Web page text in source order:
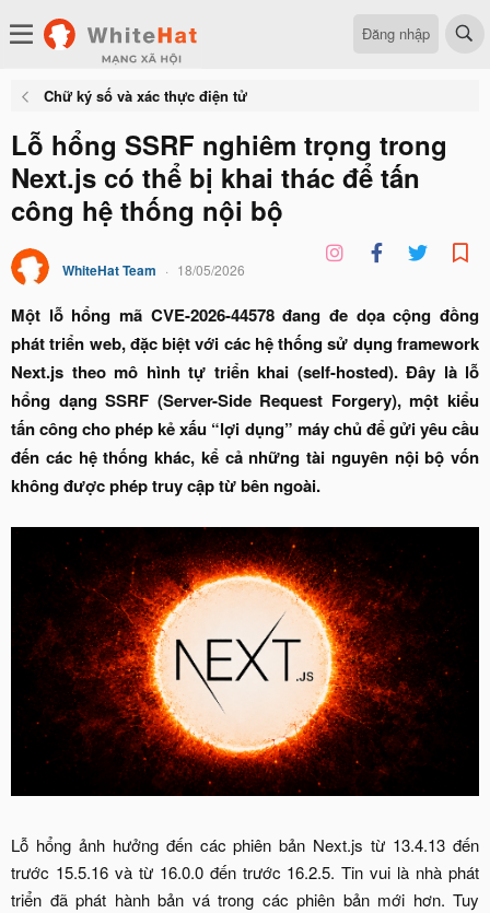
Đăng nhập
Chữ ký số và xác thực điện tử
Lỗ hổng SSRF nghiêm trọng trong
Next.js có thể bị khai thác để tấn
công hệ thống nội bộ
WhiteHat Team 18/05/2026
Một lỗ hổng mã CVE-2026-44578 đang đe dọa cộng đồng
phát triển web, đặc biệt với các hệ thống sử dụng framework
Next.js theo mô hình tự triển khai (self-hosted). Đây là lỗ
hổng dạng SSRF (Server-Side Request Forgery), một kiểu
tấn công cho phép kẻ xấu “lợi dụng” máy chủ để gửi yêu cầu
đến các hệ thống khác, kể cả những tài nguyên nội bộ vốn
không được phép truy cập từ bên ngoài.
Lỗ hổng ảnh hưởng đến các phiên bản Next.js từ 13.4.13 đến
trước 15.5.16 và từ 16.0.0 đến trước 16.2.5. Tin vui là nhà phát
triển đã phát hành bản vá trong các phiên bản mới hơn. Tuy